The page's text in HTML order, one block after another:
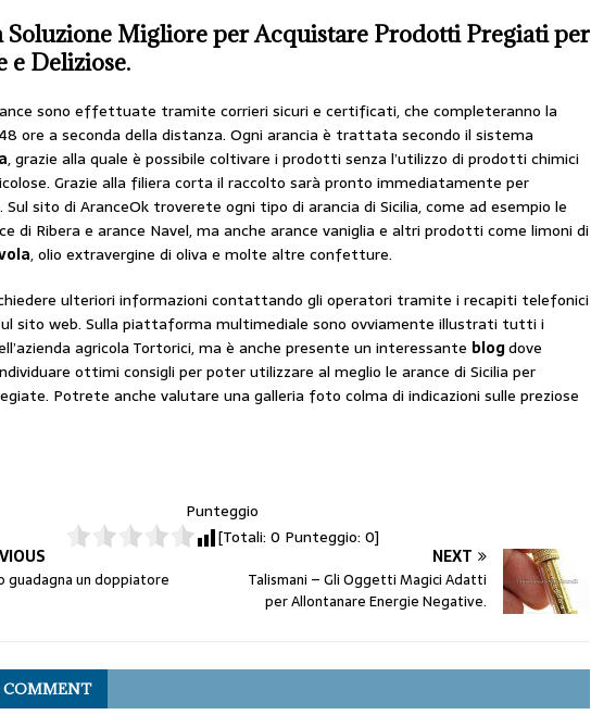
Soluzione Migliore per Acquistare Prodotti Pregiati per
e Deliziose.
sono effettuate tramite corrieri sicuri e certificati, che completeranno la
ore a seconda della distanza. Ogni arancia è trattata secondo il sistema
, grazie alla quale è possibile coltivare i prodotti senza l’utilizzo di prodotti chimici
Grazie alla filiera corta il raccolto sarà pronto immediatamente per
Sul sito di AranceOk troverete ogni tipo di arancia di Sicilia, come ad esempio le
di Ribera e arance Navel, ma anche arance vaniglia e altri prodotti come limoni di
, olio extravergine di oliva e molte altre confetture.
ulteriori informazioni contattando gli operatori tramite i recapiti telefonici
sito web. Sulla piattaforma multimediale sono ovviamente illustrati tutti i
agricola Tortorici, ma è anche presente un interessante blogdove
ottimi consigli per poter utilizzare al meglio le arance di Sicilia per
Potrete anche valutare una galleria foto colma di indicazioni sulle preziose
Punteggio
[Totali: 0 Punteggio: 0]
guadagna un doppiatore
NEXT
Talismani – Gli Oggetti Magici Adatti
per Allontanare Energie Negative.
COMMENT